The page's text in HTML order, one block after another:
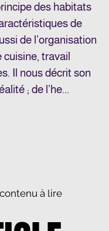
des habitats
de
de l’organisation
cuisine, travail
Il nous décrit son
; de l’he...
à lire